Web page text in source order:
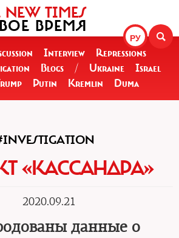
РУ
NEW TIMES
ВРЕМЯ
Interview
Repressions
Blogs / Ukraine
Israel
Putin Kremlin Duma
«КАССАНДРА»
2020.09.21
данные о